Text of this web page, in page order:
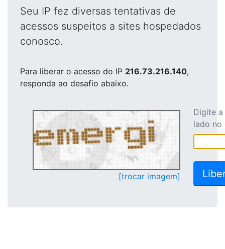
Seu IP fez diversas tentativas de
acessos suspeitos a sites hospedados
conosco.
Para liberar o acesso do IP 216.73.216.140,
responda ao desafio abaixo.
[trocar imagem]
Digite
lado no